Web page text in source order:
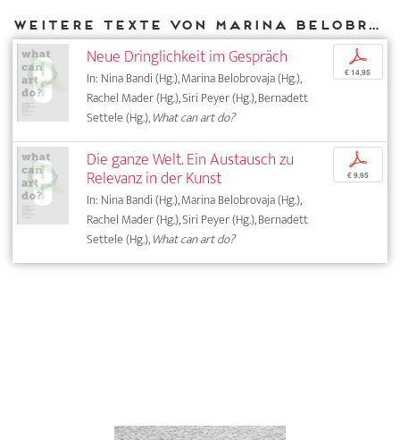
Weitere Texte von Marina Belobrovaja bei DIAPHANES
Neue Dringlichkeit im Gespräch
In: Nina Bandi (Hg.), Marina Belobrovaja (Hg.),
Rachel Mader (Hg.), Siri Peyer (Hg.), Bernadett
Settele (Hg.),What can art do?
p
€ 14,95
Die ganze Welt. Ein Austausch zu
Relevanz in der Kunst
In: Nina Bandi (Hg.), Marina Belobrovaja (Hg.),
Rachel Mader (Hg.), Siri Peyer (Hg.), Bernadett
Settele (Hg.),What can art do?
p
€ 9,95